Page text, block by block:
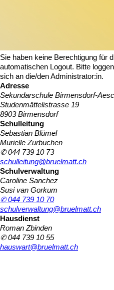
Sie haben keine Berechtigung für
automatischen Logout. Bitte
sich an die/den Administrator:in.
Adresse
Sekundarschule Birmensdorf-
Studenmättelistrasse 19
8903 Birmensdorf
Schulleitung
Sebastian Blümel
Murielle Zurbuchen
✆ 044 739 10 73
schulleitung@bruelmatt.ch
Schulverwaltung
Caroline Sanchez
Susi van Gorkum
✆ 044 739 10 70
schulverwaltung@bruelmatt.ch
Hausdienst
Roman Zbinden
✆ 044 739 10 55
hauswart@bruelmatt.ch